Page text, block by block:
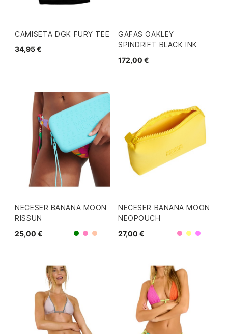
CAMISETA DGK FURY TEE
34,95 €
GAFAS OAKLEY
SPINDRIFT BLACK INK
172,00 €
NECESER BANANA MOON
RISSUN
25,00 €
Verde
RosaCoral
NECESER BANANA MOON
NEOPOUCH
27,00 €
RosaAmarillo